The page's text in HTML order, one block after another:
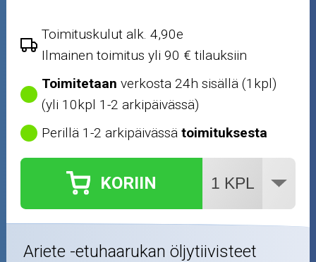
Toimituskulut alk. 4,90e
Ilmainen toimitus yli 90 € tilauksiin
Toimitetaan verkosta 24h sisällä (1kpl)
(yli 10kpl 1-2 arkipäivässä)
Perillä 1-2 arkipäivässätoimituksesta
KORIIN
Ariete -etuhaarukan öljytiivisteet